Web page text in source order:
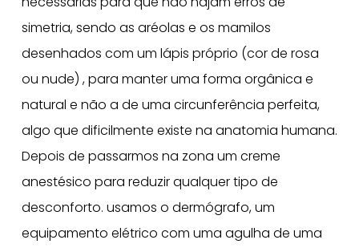
simetria, sendo as aréolas e os mamilos
desenhados com um lápis próprio (cor de rosa
ou nude) , para manter uma forma orgânica e
natural e não a de uma circunferência perfeita,
algo que dificilmente existe na anatomia humana.
Depois de passarmos na zona um creme
anestésico para reduzir qualquer tipo de
desconforto. usamos o dermógrafo, um
equipamento elétrico com uma agulha de uma